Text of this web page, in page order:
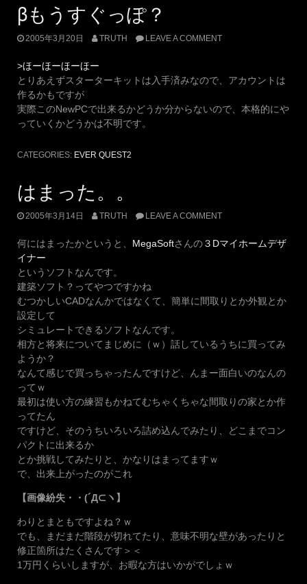
βもうすぐっぽ？
2005年3月20日 TRUTH LEAVE A COMMENT
>ほーほーほーほー
とりあえずスターターキットは入手済みなので、アカウントは
作るかもですが
実際このNewPCで出来るかどうか分からないので、本格的にや
っていくかどうかは不明です。
CATEGORIES: EVER QUEST2
はまった。。
2005年3月14日 TRUTH LEAVE A COMMENT
何にはまったかというと、 MegaSoftさんの３Dマイホームデザ
イナー
というソフトなんです。
建築ソフト？ってやつですかね
むつかしいCADなんかではなくて、簡単に間取りとか外観とか
設定して
シミュレートできるソフトなんです。
相方と将来についてまじめに（ｗ）話しているうちに買ってみ
ようか？
なんて感じで買っちゃったんですけど、んまー面白いのなんの
ってｗ
最初は使い方の練習もかねてむちゃくちゃな間取りの家とか作
ってたん
ですけど、そのうちいろいろ詰め込んでみたり、どこまでコン
パクトに出来るか
とか挑戦してみたりと、かなりはまってますｗ
で、出来上がったのがこれ
【画像紛失・・(´Д⊂ヽ】
わりとまともですよね？ｗ
でも、まだまだ階段が切れてたり、意味不明な壁があったりと
修正箇所はたくさんです＞＜
1万円くらいしますが、お暇な方はいかがでしょｗ